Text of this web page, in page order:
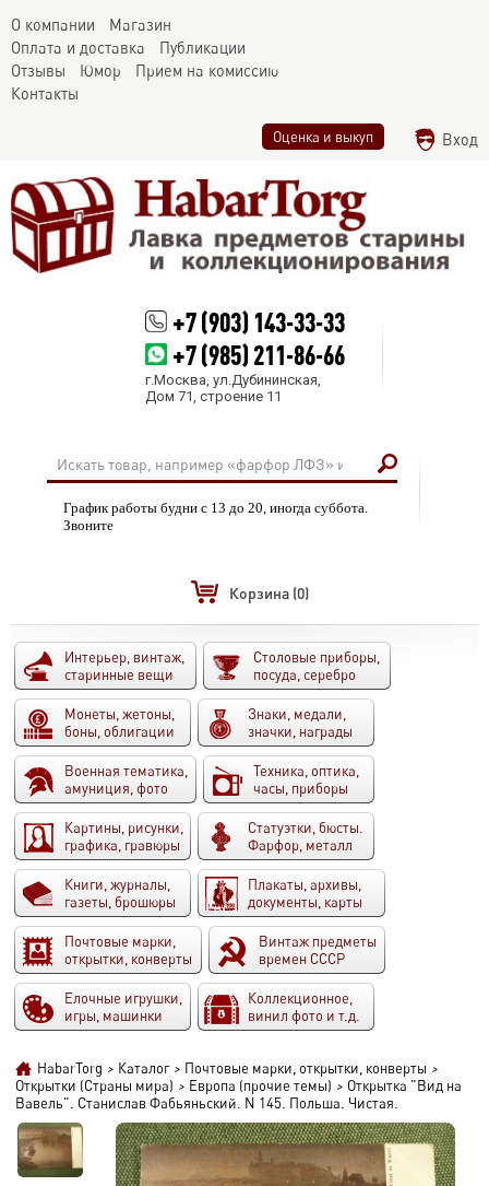
О компании
Магазин
Оплата и доставка
Публикации
Отзывы
Юмор
Прием на комиссию
Контакты
Оценка и выкуп Вход
+7 (903) 143-33-33
+7 (985) 211-86-66
г.Москва, ул.Дубининская,
Дом 71, строение 11
График работы будни с 13 до 20, иногда суббота.
Звоните
Корзина (0)
Интерьер, винтаж,
старинные вещи
Столовые приборы,
посуда, серебро
Монеты, жетоны,
боны, облигации
Знаки, медали,
значки, награды
Военная тематика,
амуниция, фото
Техника, оптика,
часы, приборы
Картины, рисунки,
графика, гравюры
Статуэтки, бюсты.
Фарфор, металл
Книги, журналы,
газеты, брошюры
Плакаты, архивы,
документы, карты
Почтовые марки,
открытки, конверты
Винтаж предметы
времен СССР
Елочные игрушки,
игры, машинки
Коллекционное,
винил фото и т.д.
HabarTorg > Каталог > Почтовые марки, открытки, конверты >
Открытки (Страны мира) > Европа (прочие темы) > Открытка "Вид на
Вавель". Станислав Фабьяньский. N 145. Польша. Чистая.